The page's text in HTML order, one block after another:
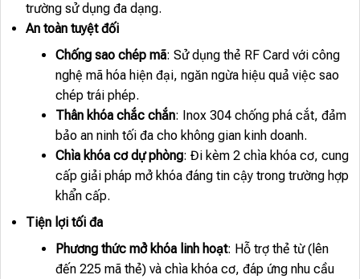
trường sử dụng đa dạng.
An toàn tuyệt đối
Chống sao chép mã: Sử dụng thẻ RF Card với công
nghệ mã hóa hiện đại, ngăn ngừa hiệu quả việc sao
chép trái phép.
Thân khóa chắc chắn: Inox 304 chống phá cắt, đảm
bảo an ninh tối đa cho không gian kinh doanh.
Chìa khóa cơ dự phòng: Đi kèm 2 chìa khóa cơ, cung
cấp giải pháp mở khóa đáng tin cậy trong trường hợp
khẩn cấp.
Tiện lợi tối đa
Phương thức mở khóa linh hoạt: Hỗ trợ thẻ từ (lên
đến 225 mã thẻ) và chìa khóa cơ, đáp ứng nhu cầu